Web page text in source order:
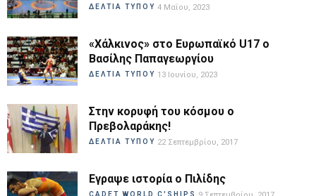
ΔΕΛΤΙΑ ΤΥΠΟΥ 4 Μαΐου, 2023
«Χάλκινος» στο Ευρωπαϊκό U17 ο
Βασίλης Παπαγεωργίου
ΔΕΛΤΙΑ ΤΥΠΟΥ 13 Ιουνίου, 2023
Στην κορυφή του κόσμου ο
Πρεβολαράκης!
ΔΕΛΤΙΑ ΤΥΠΟΥ 22 Σεπτεμβρίου, 2017
Εγραψε ιστορία ο Πιλίδης
CADET WORLD C'SHIPS